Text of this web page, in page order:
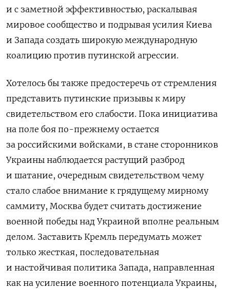
и с заметной эффективностью, раскалывая
мировое сообщество и подрывая усилия Киева
и Запада создать широкую международную
коалицию против путинской агрессии.
Хотелось бы также предостеречь от стремления
представить путинские призывы к миру
свидетельством его слабости. Пока инициатива
на поле боя по-прежнему остается
за российскими войсками, в стане сторонников
Украины наблюдается растущий разброд
и шатание, очередным свидетельством чему
стало слабое внимание к грядущему мирному
саммиту, Москва будет считать достижение
военной победы над Украиной вполне реальным
делом. Заставить Кремль передумать может
только жесткая, последовательная
и настойчивая политика Запада, направленная
как на усиление военного потенциала Украины,